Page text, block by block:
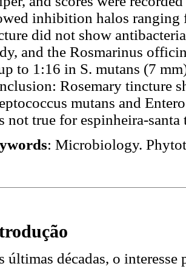
inhibition halos
did not show
and the Rosmarinus
to 1:16 in S. mutans (7
Rosemary tincture
mutans and
not true for espinheira-
: Microbiology.
últimas décadas, o